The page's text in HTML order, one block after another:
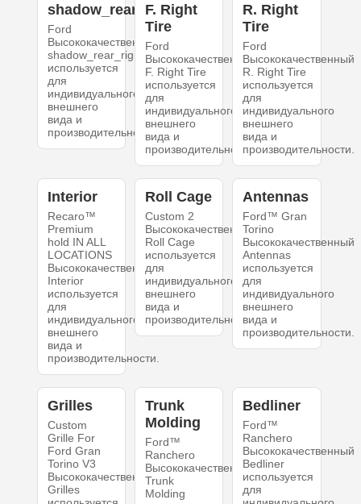
shadow_rear_right
Ford
Высококачественный
shadow_rear_right
используется
для
индивидуального
внешнего
вида и
производительности.
F. Right
Tire
Ford
Высококачественный
F. Right Tire
используется
для
индивидуального
внешнего
вида и
производительности.
R. Right
Tire
Ford
Высококачественный
R. Right Tire
используется
для
индивидуального
внешнего
вида и
производительности.
Interior
Recaro™
Premium
hold IN ALL
LOCATIONS
Высококачественный
Interior
используется
для
индивидуального
внешнего
вида и
производительности.
Roll Cage
Custom 2
Высококачественный
Roll Cage
используется
для
индивидуального
внешнего
вида и
производительности.
Antennas
Ford™ Gran
Torino
Высококачественный
Antennas
используется
для
индивидуального
внешнего
вида и
производительности.
Grilles
Custom
Grille For
Ford Gran
Torino V3
Высококачественный
Grilles
Trunk
Molding
Ford™
Ranchero
Высококачественный
Trunk
Molding
Bedliner
Ford™
Ranchero
Высококачественный
Bedliner
используется
для